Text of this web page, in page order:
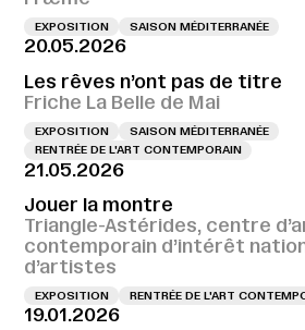
EXPOSITION SAISON MÉDITERRANÉE
20.05.2026
Les rêves n’ont pas de titre
Friche La Belle de Mai
EXPOSITION
SAISON MÉDITERRANÉE
RENTRÉE DE L'ART CONTEMPORAIN
21.05.2026
Jouer la montre
Triangle-Astérides, centre
contemporain d’intérêt
d’artistes
EXPOSITION RENTRÉE DE L'ART
19.01.2026